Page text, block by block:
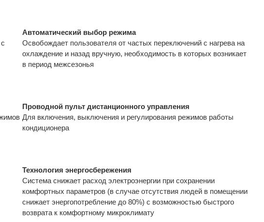
Автоматический выбор режима
Освобождает пользователя от частых переключений с нагрева на
охлаждение и назад вручную, необходимость в которых возникает
в период межсезонья
Проводной пульт дистанционного управления
Для включения, выключения и регулирования режимов работы
кондиционера
Технология энергосбережения
Система снижает расход электроэнергии при сохранении
комфортных параметров (в случае отсутствия людей в помещении
снижает энергопотребление до 80%) с возможностью быстрого
возврата к комфортному микроклимату